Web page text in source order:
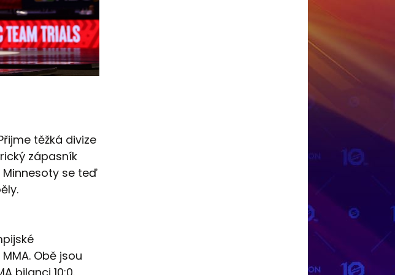
těžká divize
zápasník
se teď
Obě jsou